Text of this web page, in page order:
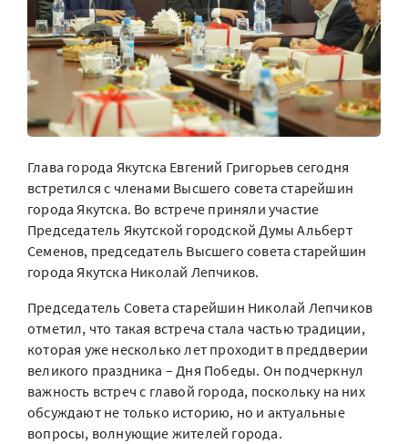
Глава города Якутска Евгений Григорьев сегодня
встретился с членами Высшего совета старейшин
города Якутска. Во встрече приняли участие
Председатель Якутской городской Думы Альберт
Семенов, председатель Высшего совета старейшин
города Якутска Николай Лепчиков.
Председатель Совета старейшин Николай Лепчиков
отметил, что такая встреча стала частью традиции,
которая уже несколько лет проходит в преддверии
великого праздника – Дня Победы. Он подчеркнул
важность встреч с главой города, поскольку на них
обсуждают не только историю, но и актуальные
вопросы, волнующие жителей города.